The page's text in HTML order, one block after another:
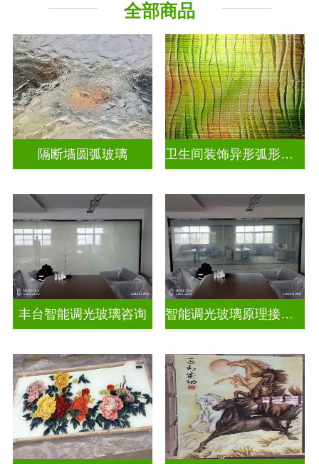
工程玻璃
全部商品
隔断墙圆弧玻璃 卫生间装饰异形弧形玻璃
丰台智能调光玻璃咨询 智能调光玻璃原理接线图片